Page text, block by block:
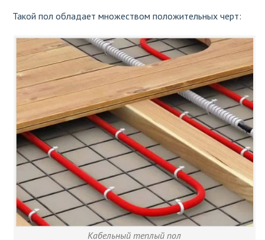
Такой пол обладает множеством положительных черт:
Кабельный теплый пол